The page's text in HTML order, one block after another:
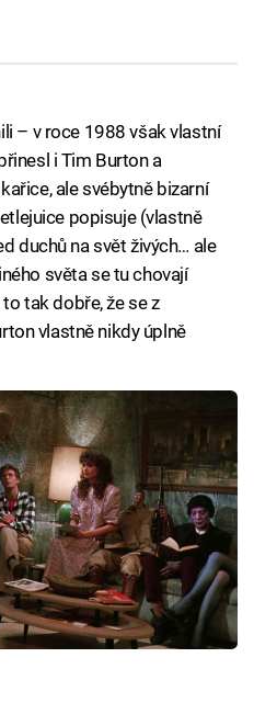
– v roce 1988 však vlastní
i Tim Burton a
ale svébytně bizarní
popisuje (vlastně
duchů na svět živých… ale
světa se tu chovají
tak dobře, že se z
vlastně nikdy úplně